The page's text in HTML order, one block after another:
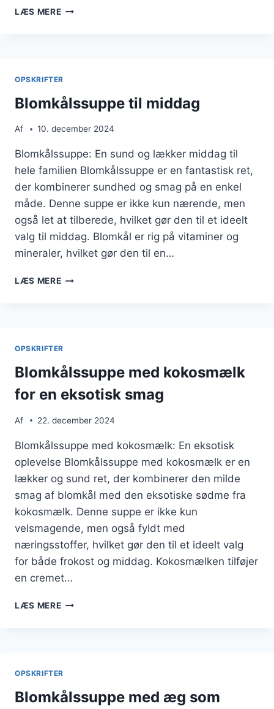
LÆS MEREBLOMKÅLSSUPPE
OPSKRIFTER
Blomkålssuppe til middag
Af 10. december 2024
Blomkålssuppe: En sund og lækker middag til
hele familien Blomkålssuppe er en fantastisk ret,
der kombinerer sundhed og smag på en enkel
måde. Denne suppe er ikke kun nærende, men
også let at tilberede, hvilket gør den til et ideelt
valg til middag. Blomkål er rig på vitaminer og
mineraler, hvilket gør den til en…
LÆS MEREBLOMKÅLSSUPPE
OPSKRIFTER
Blomkålssuppe med kokosmælk
for en eksotisk smag
Af 22. december 2024
Blomkålssuppe med kokosmælk: En eksotisk
oplevelse Blomkålssuppe med kokosmælk er en
lækker og sund ret, der kombinerer den milde
smag af blomkål med den eksotiske sødme fra
kokosmælk. Denne suppe er ikke kun
velsmagende, men også fyldt med
næringsstoffer, hvilket gør den til et ideelt valg
for både frokost og middag. Kokosmælken tilføjer
en cremet…
LÆS MEREBLOMKÅLSSUPPE
OPSKRIFTER
Blomkålssuppe med æg som